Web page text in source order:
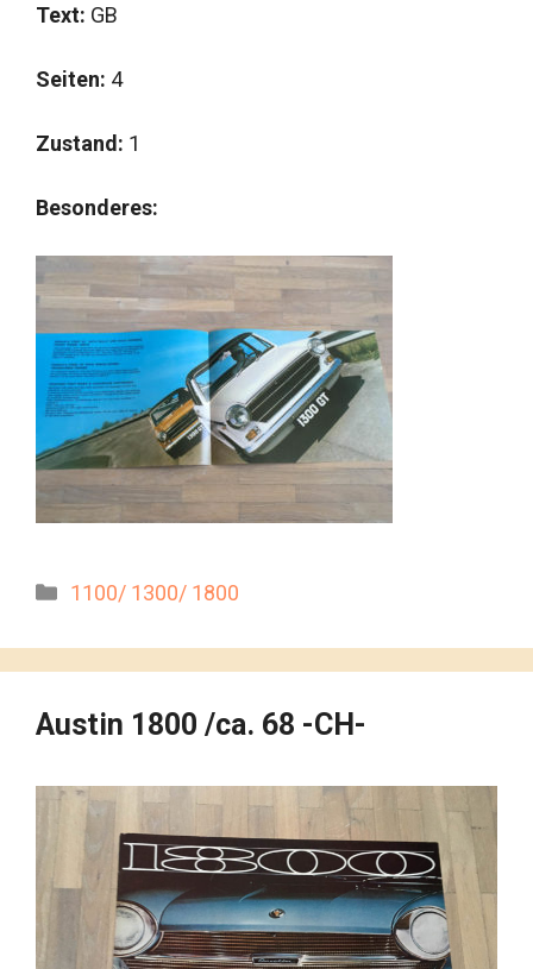
Text: GB
Seiten: 4
Zustand: 1
Besonderes:
Kategorien
1100/ 1300/ 1800
Austin 1800 /ca. 68 -CH-